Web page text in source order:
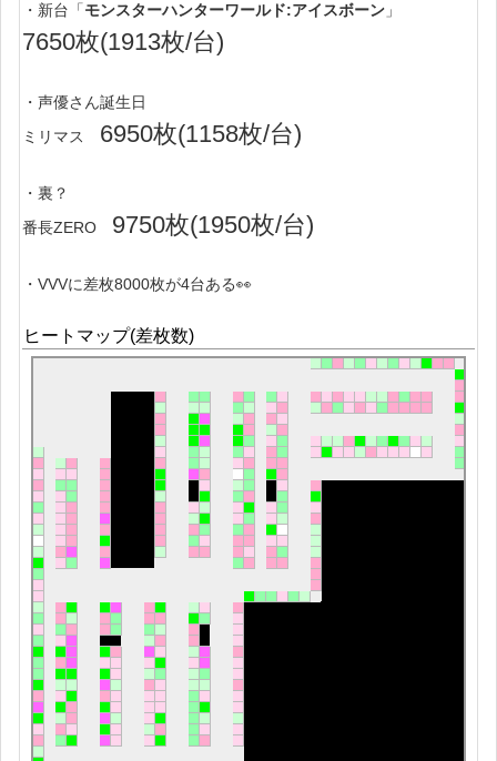
・新台「モンスターハンターワールド:アイスボーン 」
7650枚(1913枚/台)
・声優さん誕生日
ミリマス 6950枚(1158枚/台)
・裏？
番長ZERO 9750枚(1950枚/台)
・VVVに差枚8000枚が4台ある👀
ヒートマップ(差枚数)